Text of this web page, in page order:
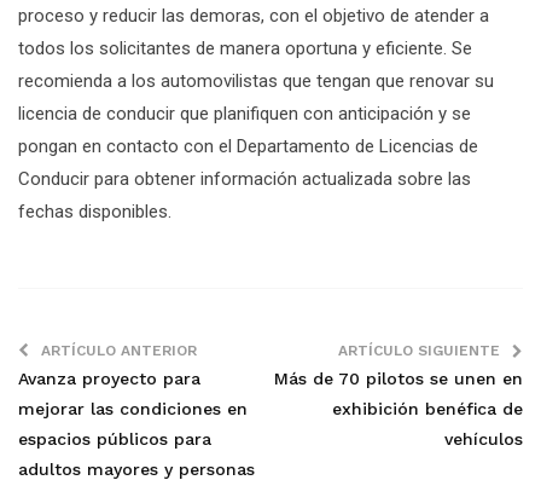
proceso y reducir las demoras, con el objetivo de atender a
todos los solicitantes de manera oportuna y eficiente. Se
recomienda a los automovilistas que tengan que renovar su
licencia de conducir que planifiquen con anticipación y se
pongan en contacto con el Departamento de Licencias de
Conducir para obtener información actualizada sobre las
fechas disponibles.
ARTÍCULO ANTERIOR
Avanza proyecto para
mejorar las condiciones en
espacios públicos para
adultos mayores y personas
ARTÍCULO SIGUIENTE
Más de 70 pilotos se unen en
exhibición benéfica de
vehículos